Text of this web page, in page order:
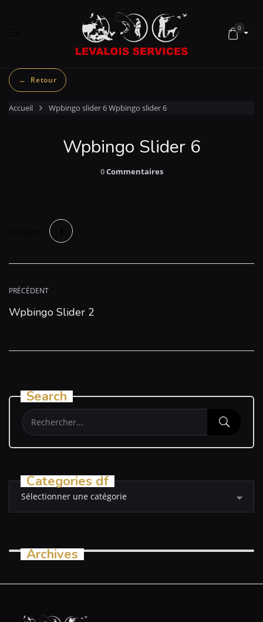
0
Accueil Wpbingo slider 6Wpbingo slider 6
Wpbingo Slider 6
0Commentaires
Search
Categories df
Archives
PRÉCÉDENT
Wpbingo Slider 2